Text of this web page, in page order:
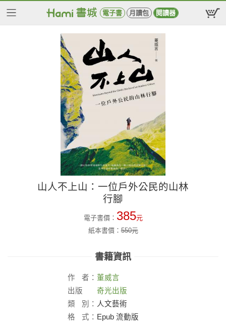
電子書 月讀包 閱讀器
山人不上山：一位戶外公民的山林
行腳
電子書價： 385元
紙本書價：550元
書籍資訊
作 者： 董威言
出版
社：
奇光出版
類
別： 人文藝術
格
式： Epub 流動版